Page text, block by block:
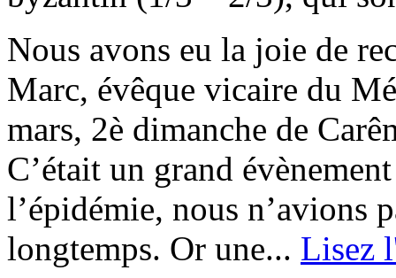
Nous avons eu la joie de
Marc, évêque vicaire du
mars, 2è dimanche de
C’était un grand
l’épidémie, nous n’avions
longtemps. Or une... Lisez